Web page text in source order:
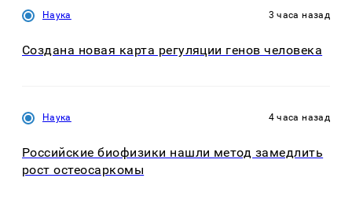
Наука 3 часа назад
Создана новая карта регуляции генов человека
Наука 4 часа назад
Российские биофизики нашли метод замедлить
рост остеосаркомы